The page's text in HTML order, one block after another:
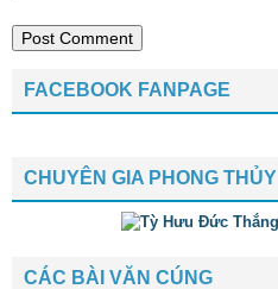
FACEBOOK FANPAGE
CHUYÊN GIA PHONG THỦY
CÁC BÀI VĂN CÚNG